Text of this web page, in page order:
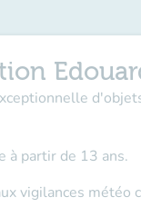
à partir de 13 ans.
vigilances météo